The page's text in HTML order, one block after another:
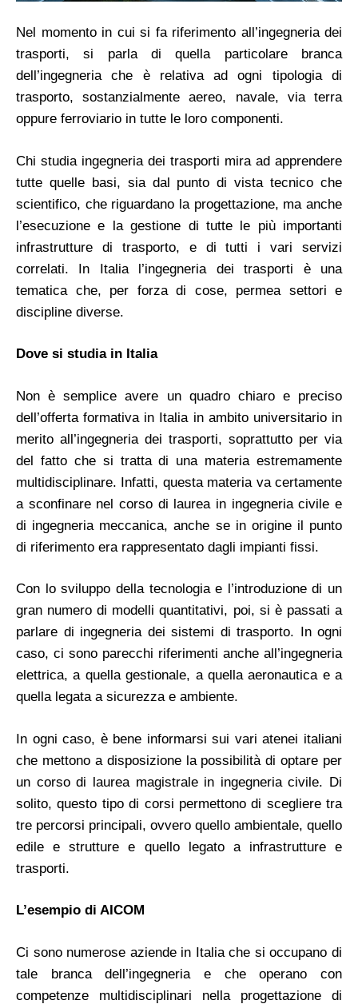
Nel momento in cui si fa riferimento all’ingegneria dei
trasporti, si parla di quella particolare branca
dell’ingegneria che è relativa ad ogni tipologia di
trasporto, sostanzialmente aereo, navale, via terra
oppure ferroviario in tutte le loro componenti.
Chi studia ingegneria dei trasporti mira ad apprendere
tutte quelle basi, sia dal punto di vista tecnico che
scientifico, che riguardano la progettazione, ma anche
l’esecuzione e la gestione di tutte le più importanti
infrastrutture di trasporto, e di tutti i vari servizi
correlati. In Italia l’ingegneria dei trasporti è una
tematica che, per forza di cose, permea settori e
discipline diverse.
Dove si studia in Italia
Non è semplice avere un quadro chiaro e preciso
dell’offerta formativa in Italia in ambito universitario in
merito all’ingegneria dei trasporti, soprattutto per via
del fatto che si tratta di una materia estremamente
multidisciplinare. Infatti, questa materia va certamente
a sconfinare nel corso di laurea in ingegneria civile e
di ingegneria meccanica, anche se in origine il punto
di riferimento era rappresentato dagli impianti fissi.
Con lo sviluppo della tecnologia e l’introduzione di un
gran numero di modelli quantitativi, poi, si è passati a
parlare di ingegneria dei sistemi di trasporto. In ogni
caso, ci sono parecchi riferimenti anche all’ingegneria
elettrica, a quella gestionale, a quella aeronautica e a
quella legata a sicurezza e ambiente.
In ogni caso, è bene informarsi sui vari atenei italiani
che mettono a disposizione la possibilità di optare per
un corso di laurea magistrale in ingegneria civile. Di
solito, questo tipo di corsi permettono di scegliere tra
tre percorsi principali, ovvero quello ambientale, quello
edile e strutture e quello legato a infrastrutture e
trasporti.
L’esempio di AICOM
Ci sono numerose aziende in Italia che si occupano di
tale branca dell’ingegneria e che operano con
competenze multidisciplinari nella progettazione di